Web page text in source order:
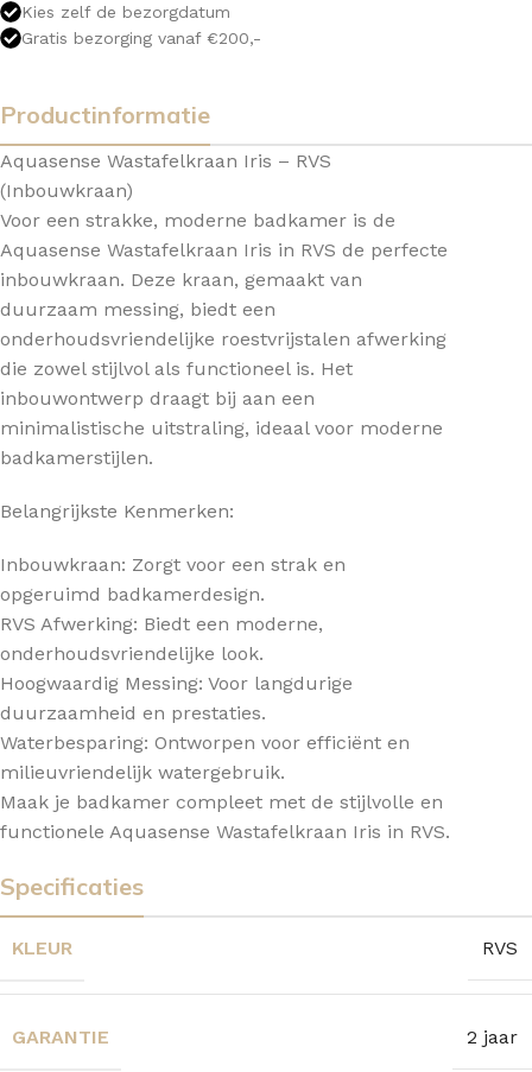
Kies zelf de bezorgdatum
Gratis bezorging vanaf €200,-
Productinformatie
Aquasense Wastafelkraan Iris – RVS
(Inbouwkraan)
Voor een strakke, moderne badkamer is de
Aquasense Wastafelkraan Iris in RVS de perfecte
inbouwkraan. Deze kraan, gemaakt van
duurzaam messing, biedt een
onderhoudsvriendelijke roestvrijstalen afwerking
die zowel stijlvol als functioneel is. Het
inbouwontwerp draagt bij aan een
minimalistische uitstraling, ideaal voor moderne
badkamerstijlen.
Belangrijkste Kenmerken:
Inbouwkraan: Zorgt voor een strak en
opgeruimd badkamerdesign.
RVS Afwerking: Biedt een moderne,
onderhoudsvriendelijke look.
Hoogwaardig Messing: Voor langdurige
duurzaamheid en prestaties.
Waterbesparing: Ontworpen voor efficiënt en
milieuvriendelijk watergebruik.
Maak je badkamer compleet met de stijlvolle en
functionele Aquasense Wastafelkraan Iris in RVS.
Specificaties
KLEUR RVS
GARANTIE 2 jaar